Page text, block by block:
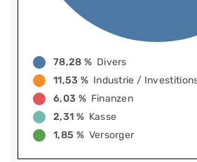
78,28 % Divers
11,53 % Industrie /
6,03 % Finanzen
2,31 % Kasse
1,85 % Versorger